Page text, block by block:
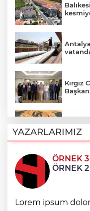
sağlık
ATA
başladı
YAZARLARIMIZ
ÖRNEK 3
ÖRNEK 2
Lorem ipsum